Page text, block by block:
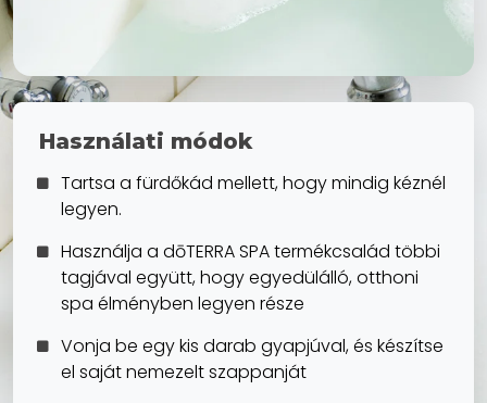
Használati módok
Tartsa a fürdőkád mellett, hogy mindig kéznél
legyen.
Használja a dōTERRA SPA termékcsalád többi
tagjával együtt, hogy egyedülálló, otthoni
spa élményben legyen része
Vonja be egy kis darab gyapjúval, és készítse
el saját nemezelt szappanját